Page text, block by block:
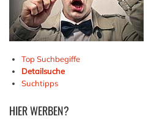
Top Suchbegiffe
Detailsuche
Suchtipps
HIERWERBEN?